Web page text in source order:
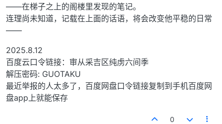
——在梯子之上的阁楼里发现的笔记。
连理尚未知道，记载在上面的话语，将会改变他平稳的日常
——
2025.8.12
百度云口令链接：审从采吉区纯虏六间季
解压密码: GUOTAKU
最近举报的人太多了，百度网盘口令链接复制到手机百度网
盘app上就能保存
0